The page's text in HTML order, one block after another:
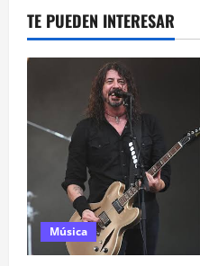
TE PUEDEN INTERESAR
Música